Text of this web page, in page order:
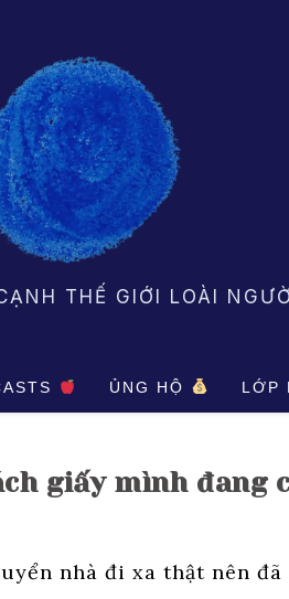
THẾ GIỚI LOÀI
ỦNG HỘ LỚP
giấy mình đang
nhà đi xa thật nên đã